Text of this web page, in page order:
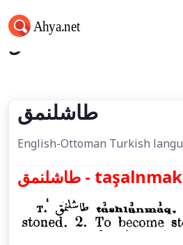
طاشلنمق
طاشلنمق
طاشلنمق - taşalnmak